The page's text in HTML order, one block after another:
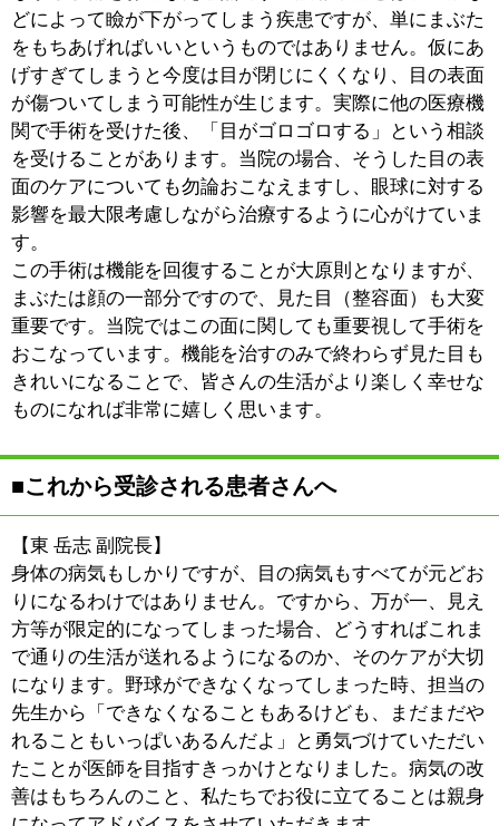
WEB : https://shinkoiwaganka.com/
診療時間 :
［月曜～土曜］9：00～12：00 14：00～
17：00
駐車場 近隣にコインパーキングあり
このページの先頭へ
江戸川区時間 江東区時間 墨田区時間
表示：
© 2013 art blue Inc.